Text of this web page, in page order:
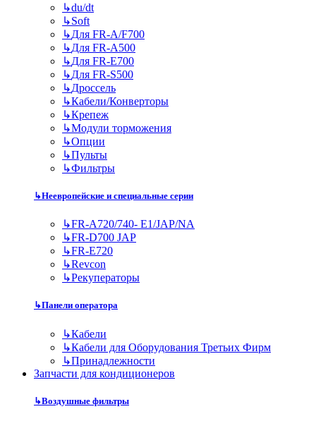
↳du/dt
↳Soft
↳Для FR-A/F700
↳Для FR-A500
↳Для FR-E700
↳Для FR-S500
↳Дроссель
↳Кабели/Конверторы
↳Крепеж
↳Модули торможения
↳Опции
↳Пульты
↳Фильтры
↳Неевропейские и специальные серии
↳FR-A720/740- E1/JAP/NA
↳FR-D700 JAP
↳FR-E720
↳Revcon
↳Рекуператоры
↳Панели оператора
↳Кабели
↳Кабели для Оборудования Третьих Фирм
↳Принадлежности
Запчасти для кондиционеров
↳Воздушные фильтры